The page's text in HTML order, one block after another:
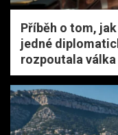
Příběh o tom,
jedné
rozpoutala válka